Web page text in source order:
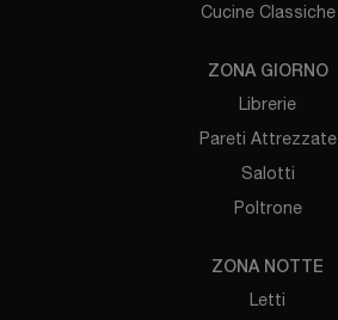
Cucine Classiche
ZONA GIORNO
Librerie
Pareti Attrezzate
Salotti
Poltrone
ZONA NOTTE
Letti